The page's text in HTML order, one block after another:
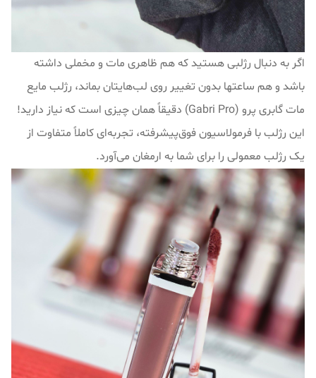
اگر به دنبال رژلبی هستید که هم ظاهری مات و مخملی داشته
باشد و هم ساعتها بدون تغییر روی لب‌هایتان بماند، رژلب مایع
مات گابری پرو (Gabri Pro) دقیقاً همان چیزی است که نیاز دارید!
این رژلب با فرمولاسیون فوق‌پیشرفته، تجربه‌ای کاملاً متفاوت از
یک رژلب معمولی را برای شما به ارمغان می‌آورد.